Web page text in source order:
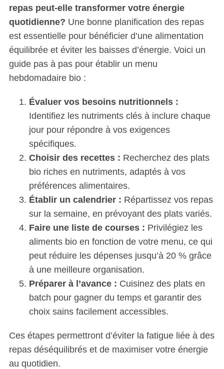
repas peut-elle transformer votre énergie
quotidienne? Une bonne planification des repas
est essentielle pour bénéficier d’une alimentation
équilibrée et éviter les baisses d’énergie. Voici un
guide pas à pas pour établir un menu
hebdomadaire bio :
Évaluer vos besoins nutritionnels :
Identifiez les nutriments clés à inclure chaque
jour pour répondre à vos exigences
spécifiques.
Choisir des recettes : Recherchez des plats
bio riches en nutriments, adaptés à vos
préférences alimentaires.
Établir un calendrier : Répartissez vos repas
sur la semaine, en prévoyant des plats variés.
Faire une liste de courses : Privilégiez les
aliments bio en fonction de votre menu, ce qui
peut réduire les dépenses jusqu’à 20 % grâce
à une meilleure organisation.
Préparer à l’avance : Cuisinez des plats en
batch pour gagner du temps et garantir des
choix sains facilement accessibles.
Ces étapes permettront d’éviter la fatigue liée à des
repas déséquilibrés et de maximiser votre énergie
au quotidien.